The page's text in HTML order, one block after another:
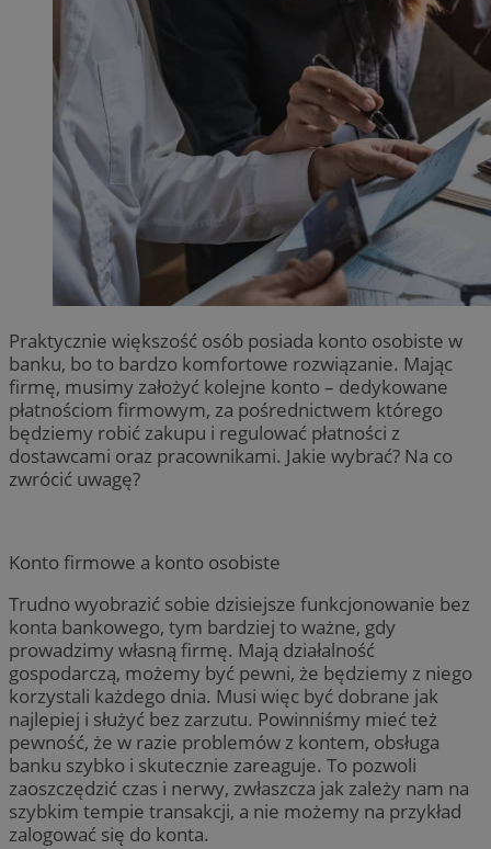
Praktycznie większość osób posiada konto osobiste w
banku, bo to bardzo komfortowe rozwiązanie. Mając
firmę, musimy założyć kolejne konto – dedykowane
płatnościom firmowym, za pośrednictwem którego
będziemy robić zakupu i regulować płatności z
dostawcami oraz pracownikami. Jakie wybrać? Na co
zwrócić uwagę?
Konto firmowe a konto osobiste
Trudno wyobrazić sobie dzisiejsze funkcjonowanie bez
konta bankowego, tym bardziej to ważne, gdy
prowadzimy własną firmę. Mają działalność
gospodarczą, możemy być pewni, że będziemy z niego
korzystali każdego dnia. Musi więc być dobrane jak
najlepiej i służyć bez zarzutu. Powinniśmy mieć też
pewność, że w razie problemów z kontem, obsługa
banku szybko i skutecznie zareaguje. To pozwoli
zaoszczędzić czas i nerwy, zwłaszcza jak zależy nam na
szybkim tempie transakcji, a nie możemy na przykład
zalogować się do konta.